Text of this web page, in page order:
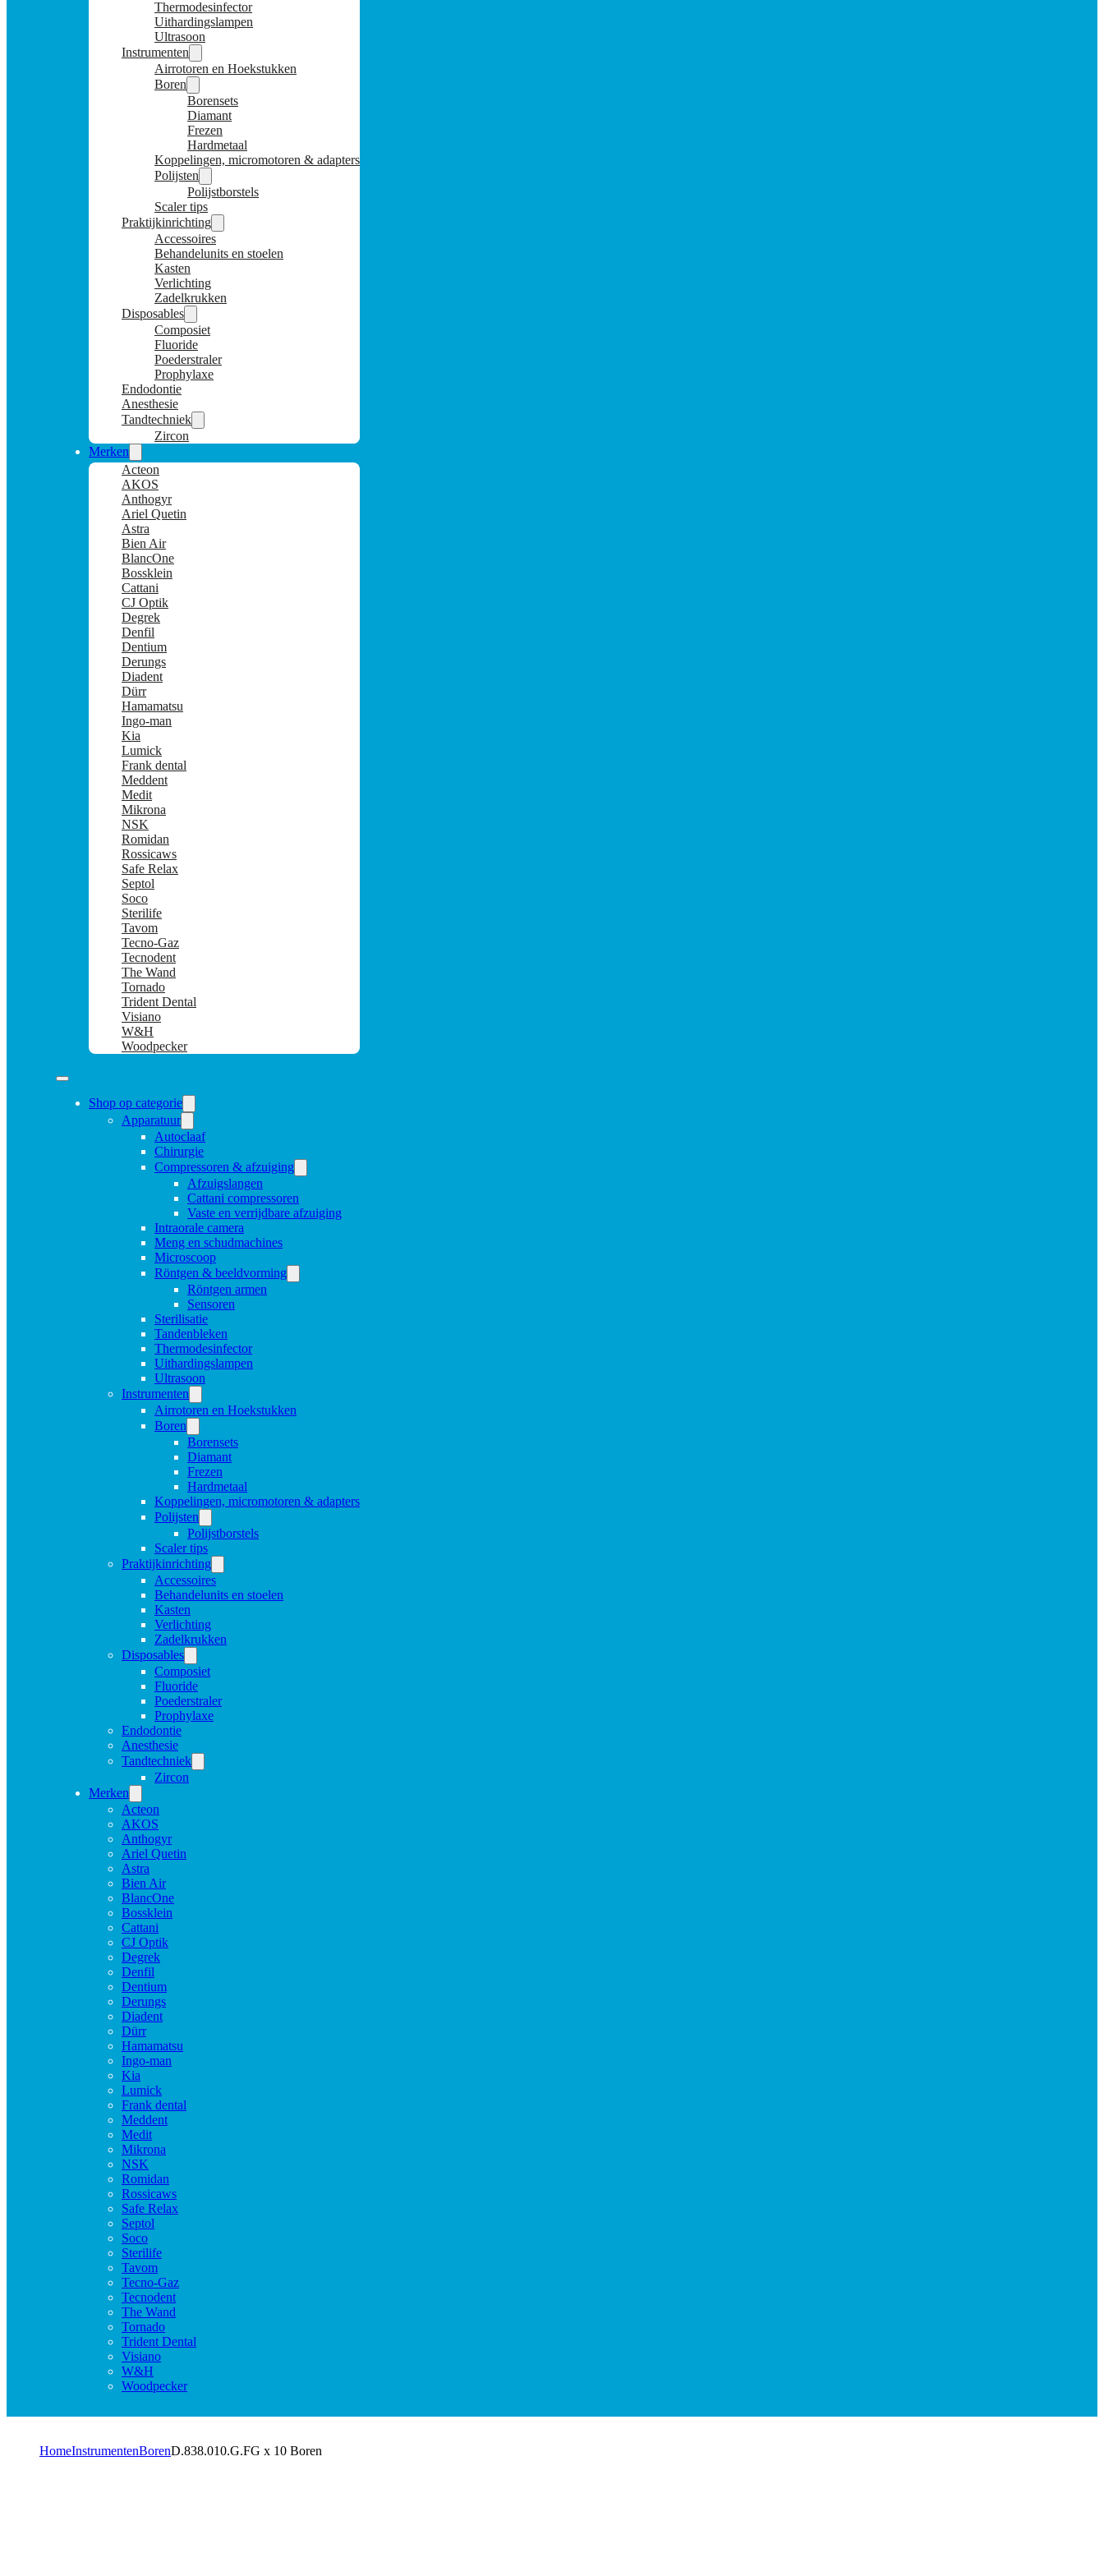
Thermodesinfector
Uithardingslampen
Ultrasoon
Instrumenten
Airrotoren en Hoekstukken
Boren
Borensets
Diamant
Frezen
Hardmetaal
Koppelingen, micromotoren & adapters
Polijsten
Polijstborstels
Scaler tips
Praktijkinrichting
Accessoires
Behandelunits en stoelen
Kasten
Verlichting
Zadelkrukken
Disposables
Composiet
Fluoride
Poederstraler
Prophylaxe
Endodontie
Anesthesie
Tandtechniek
Zircon
Merken
Acteon
AKOS
Anthogyr
Ariel Quetin
Astra
Bien Air
BlancOne
Bossklein
Cattani
CJ Optik
Degrek
Denfil
Dentium
Derungs
Diadent
Dürr
Hamamatsu
Ingo-man
Kia
Lumick
Frank dental
Meddent
Medit
Mikrona
NSK
Romidan
Rossicaws
Safe Relax
Septol
Soco
Sterilife
Tavom
Tecno-Gaz
Tecnodent
The Wand
Tornado
Trident Dental
Visiano
W&H
Woodpecker
Shop op categorie
Apparatuur
Autoclaaf
Chirurgie
Compressoren & afzuiging
Afzuigslangen
Cattani compressoren
Vaste en verrijdbare afzuiging
Intraorale camera
Meng en schudmachines
Microscoop
Röntgen & beeldvorming
Röntgen armen
Sensoren
Sterilisatie
Tandenbleken
Thermodesinfector
Uithardingslampen
Ultrasoon
Instrumenten
Airrotoren en Hoekstukken
Boren
Borensets
Diamant
Frezen
Hardmetaal
Koppelingen, micromotoren & adapters
Polijsten
Polijstborstels
Scaler tips
Praktijkinrichting
Accessoires
Behandelunits en stoelen
Kasten
Verlichting
Zadelkrukken
Disposables
Composiet
Fluoride
Poederstraler
Prophylaxe
Endodontie
Anesthesie
Tandtechniek
Zircon
Merken
Acteon
AKOS
Anthogyr
Ariel Quetin
Astra
Bien Air
BlancOne
Bossklein
Cattani
CJ Optik
Degrek
Denfil
Dentium
Derungs
Diadent
Dürr
Hamamatsu
Ingo-man
Kia
Lumick
Frank dental
Meddent
Medit
Mikrona
NSK
Romidan
Rossicaws
Safe Relax
Septol
Soco
Sterilife
Tavom
Tecno-Gaz
Tecnodent
The Wand
Tornado
Trident Dental
Visiano
W&H
Woodpecker
HomeInstrumentenBorenD.838.010.G.FG x 10 Boren